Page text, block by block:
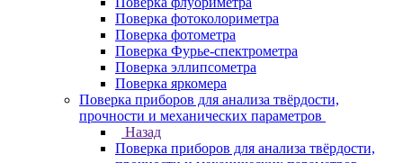
Поверка фотоколориметра
Поверка фотометра
Поверка Фурье-спектрометра
Поверка эллипсометра
Поверка яркомера
Поверка приборов для анализа твёрдости,
прочности и механических параметров
Назад
Поверка приборов для анализа твёрдости,